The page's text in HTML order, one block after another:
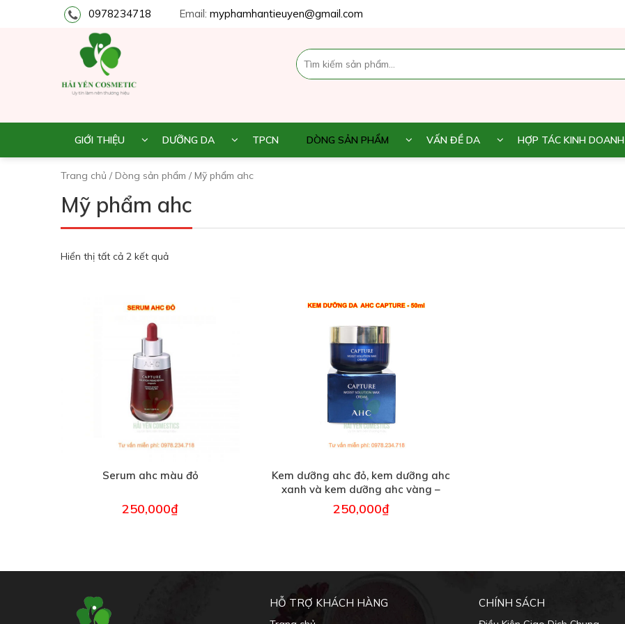
0978234718 Email: myphamhantieuyen@gmail.com
GIỚI THIỆU DƯỠNG DA TPCN DÒNG SẢN PHẨM VẤN ĐỀ DA HỢP TÁC KINH DOANH
Trang chủ / Dòng sản phẩm / Mỹ phẩm ahc
Mỹ phẩm ahc
Hiển thị tất cả 2 kết quả
Serum ahc màu đỏ
250,000₫
Kem dưỡng ahc đỏ, kem dưỡng ahc
xanh và kem dưỡng ahc vàng –
50ml
250,000₫
HỖ TRỢ KHÁCH HÀNG CHÍNH SÁCH